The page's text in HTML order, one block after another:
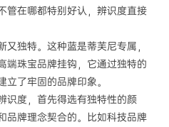
管在哪都特别好认，辨识度直接
独特。这种蓝是蒂芙尼专属，
端珠宝品牌挂钩，它通过独特的
了牢固的品牌印象。
识度，首先得选有独特性的颜
品牌理念契合的。比如科技品牌